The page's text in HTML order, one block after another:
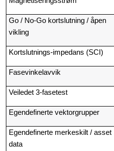
Go / No-Go kortslutning / åpen
vikling
Kortslutnings-impedans (SCI)
Fasevinkelavvik
Veiledet 3-fasetest
Egendefinerte vektorgrupper
Egendefinerte merkeskilt / asset
data